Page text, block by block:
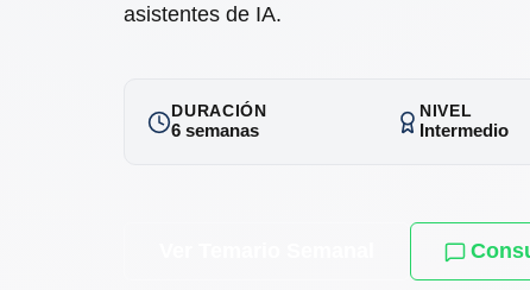
asistentes de IA.
DURACIÓN
6 semanas
NIVEL
Intermedio